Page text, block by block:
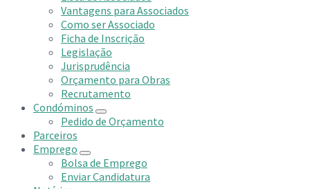
Vantagens para Associados
Como ser Associado
Ficha de Inscrição
Legislação
Jurisprudência
Orçamento para Obras
Recrutamento
Condóminos
Pedido de Orçamento
Parceiros
Emprego
Bolsa de Emprego
Enviar Candidatura